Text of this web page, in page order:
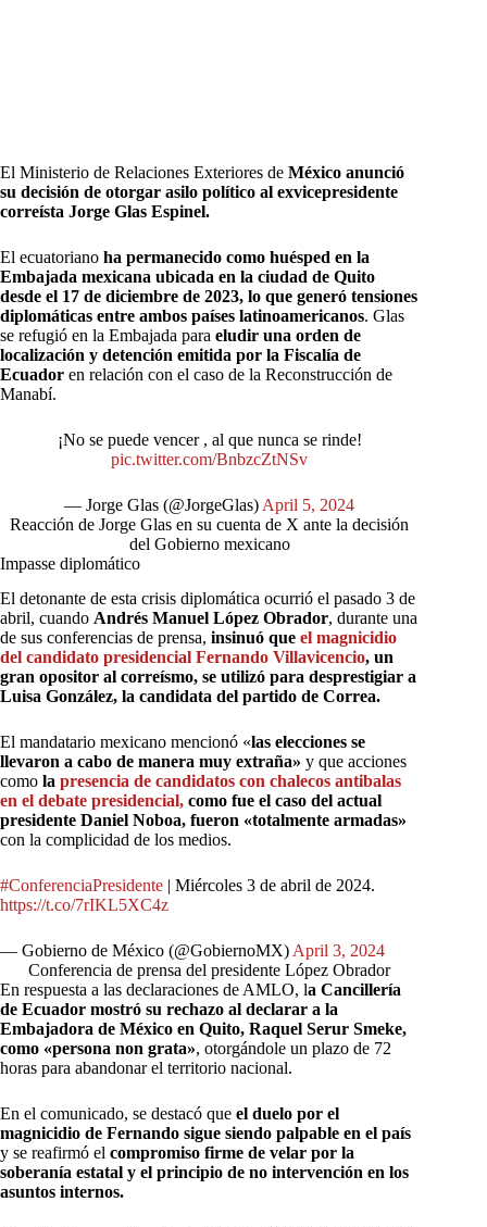
El Ministerio de Relaciones Exteriores de México anunció
su decisión de otorgar asilo político al exvicepresidente
correísta Jorge Glas Espinel.
El ecuatoriano ha permanecido como huésped en la
Embajada mexicana ubicada en la ciudad de Quito
desde el 17 de diciembre de 2023, lo que generó tensiones
diplomáticas entre ambos países latinoamericanos. Glas
se refugió en la Embajada para eludir una orden de
localización y detención emitida por la Fiscalía de
Ecuador en relación con el caso de la Reconstrucción de
Manabí.
¡No se puede vencer , al que nunca se rinde!
pic.twitter.com/BnbzcZtNSv
— Jorge Glas (@JorgeGlas) April 5, 2024
Reacción de Jorge Glas en su cuenta de X ante la decisión
del Gobierno mexicano
Impasse diplomático
El detonante de esta crisis diplomática ocurrió el pasado 3 de
abril, cuando Andrés Manuel López Obrador, durante una
de sus conferencias de prensa, insinuó que el magnicidio
del candidato presidencial Fernando Villavicencio, un
gran opositor al correísmo, se utilizó para desprestigiar a
Luisa González, la candidata del partido de Correa.
El mandatario mexicano mencionó «las elecciones se
llevaron a cabo de manera muy extraña» y que acciones
como la presencia de candidatos con chalecos antibalas
en el debate presidencial, como fue el caso del actual
presidente Daniel Noboa, fueron «totalmente armadas»
con la complicidad de los medios.
#ConferenciaPresidente | Miércoles 3 de abril de 2024.
https://t.co/7rIKL5XC4z
— Gobierno de México (@GobiernoMX) April 3, 2024
Conferencia de prensa del presidente López Obrador
En respuesta a las declaraciones de AMLO, la Cancillería
de Ecuador mostró su rechazo al declarar a la
Embajadora de México en Quito, Raquel Serur Smeke,
como «persona non grata», otorgándole un plazo de 72
horas para abandonar el territorio nacional.
En el comunicado, se destacó que el duelo por el
magnicidio de Fernando sigue siendo palpable en el país
y se reafirmó el compromiso firme de velar por la
soberanía estatal y el principio de no intervención en los
asuntos internos.